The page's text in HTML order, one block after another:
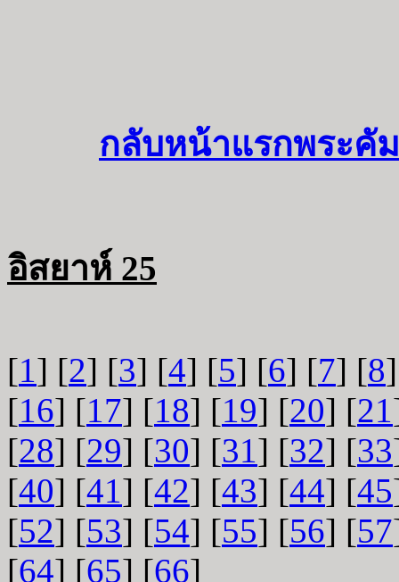
กลับหน้าแรกพระคั
อิสยาห์ 25
[1] [2] [3] [4] [5] [6] [7] [8
[16] [17] [18] [19] [20] [21
[28] [29] [30] [31] [32] [33
[40] [41] [42] [43] [44] [45
[52] [53] [54] [55] [56] [57
[64] [65] [66]